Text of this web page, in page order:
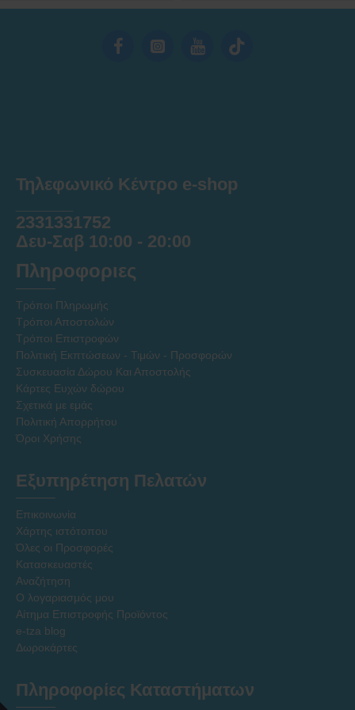
Τηλεφωνικό Κέντρο e-shop
2331331752
Δευ-Σαβ 10:00 - 20:00
Πληροφοριες
Τρόποι Πληρωμής
Τρόποι Αποστολών
Τρόποι Επιστροφών
Πολιτική Εκπτώσεων - Τιμών - Προσφορών
Συσκευασία Δώρου Και Αποστολής
Κάρτες Ευχών δώρου
Σχετικά με εμάς
Πολιτική Απορρήτου
Όροι Χρήσης
Εξυπηρέτηση Πελατών
Επικοινωνία
Χάρτης ιστότοπου
Όλες οι Προσφορές
Κατασκευαστές
Αναζήτηση
Ο λογαριασμός μου
Αίτημα Επιστροφής Προϊόντος
e-tza blog
Δωροκάρτες
Πληροφορίες Καταστήματων